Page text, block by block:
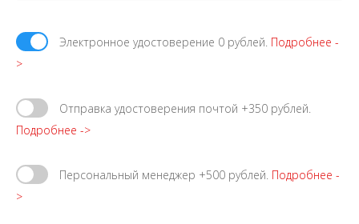
Электронное удостоверение 0 рублей. Подробнее -
>
Отправка удостоверения почтой +350 рублей.
Подробнее ->
Персональный менеджер +500 рублей. Подробнее -
>